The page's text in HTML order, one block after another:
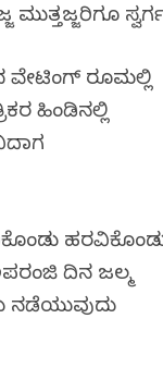
ಸ್ವರ್ಗ
ವೇಟಿಂಗ್ ರೂಮಲ್ಲಿ
ಹಿಂಡಿನಲ್ಲಿ
ದಿನ ಜಲ್ಮ
ನಡೆಯುವುದು